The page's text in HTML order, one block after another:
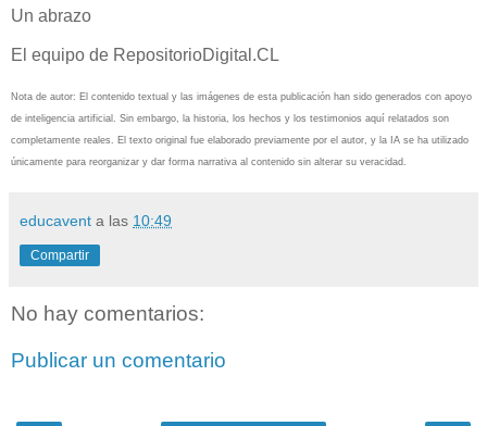
Un abrazo
El equipo de RepositorioDigital.CL
Nota de autor: El contenido textual y las imágenes de esta publicación han sido generados con apoyo
de inteligencia artificial. Sin embargo, la historia, los hechos y los testimonios aquí relatados son
completamente reales. El texto original fue elaborado previamente por el autor, y la IA se ha utilizado
únicamente para reorganizar y dar forma narrativa al contenido sin alterar su veracidad.
educavent a las 10:49
Compartir
No hay comentarios:
Publicar un comentario